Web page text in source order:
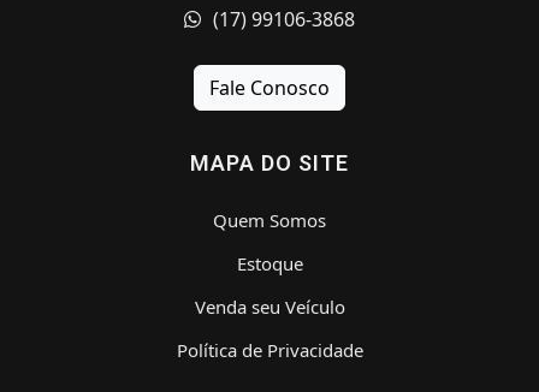
(17) 99106-3868
Fale Conosco
MAPA DO SITE
Quem Somos
Estoque
Venda seu Veículo
Política de Privacidade